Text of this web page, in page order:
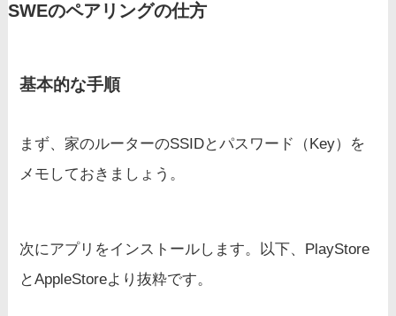
SWEのペアリングの仕方
基本的な手順
まず、家のルーターのSSIDとパスワード（Key）を
メモしておきましょう。
次にアプリをインストールします。以下、PlayStore
とAppleStoreより抜粋です。